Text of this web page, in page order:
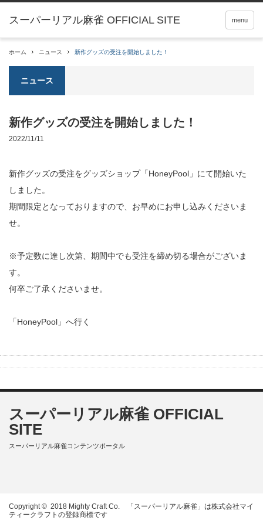
menu
ホーム ニュース 新作グッズの受注を開始しました！
ニュース
新作グッズの受注を開始しました！
2022/11/11
新作グッズの受注をグッズショップ「HoneyPool」にて開始いた
しました。
期間限定となっておりますので、お早めにお申し込みくださいま
せ。
※予定数に達し次第、期間中でも受注を締め切る場合がございま
す。
何卒ご了承くださいませ。
「HoneyPool」へ行く
スーパーリアル麻雀 OFFICIAL
SITE
スーパーリアル麻雀コンテンツポータル
Copyright © 2018 Mighty Craft Co. 「スーパーリアル麻雀」は株式会社マイ
ティークラフトの登録商標です